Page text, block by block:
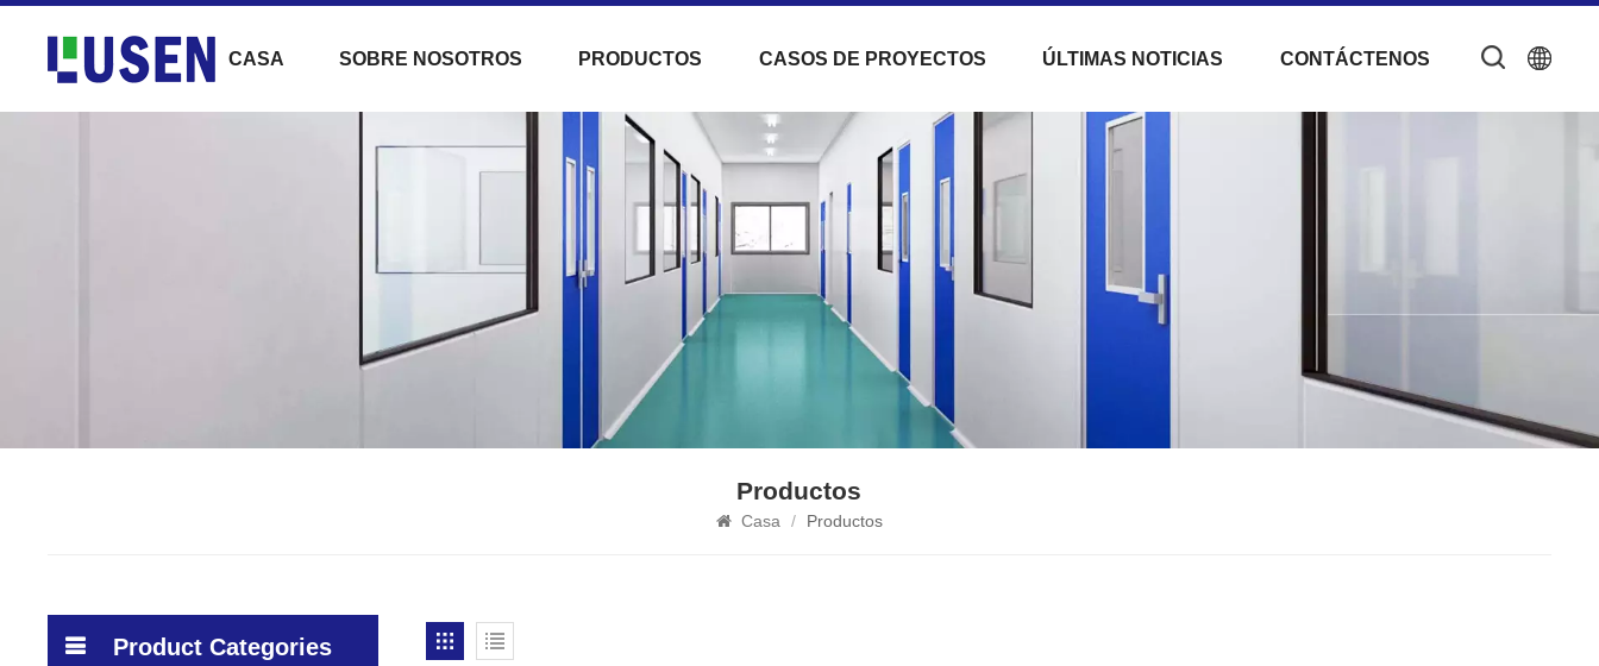
CASA SOBRE NOSOTROS PRODUCTOS CASOS DE PROYECTOS ÚLTIMAS NOTICIAS CONTÁCTENOS
Productos
Casa / Productos
Product Categories